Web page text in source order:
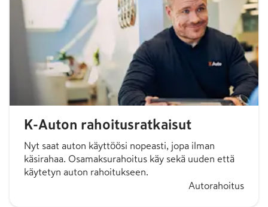
K-Auton rahoitusratkaisut
Nyt saat auton käyttöösi nopeasti, jopa ilman
käsirahaa. Osamaksurahoitus käy sekä uuden että
käytetyn auton rahoitukseen.
Autorahoitus